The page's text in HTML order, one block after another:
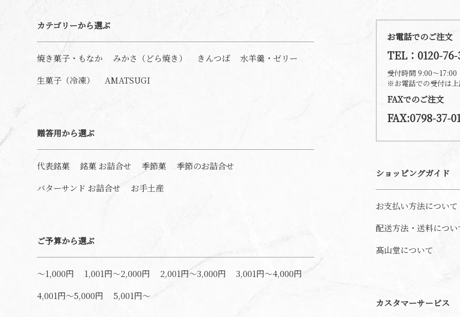
カテゴリーから選ぶ
焼き菓子・もなか みかさ（どら焼き） きんつば
水羊羹・ゼリー
生菓子（冷凍）
AMATSUGI
贈答用から選ぶ
代表銘菓 銘菓 お詰合せ 季節菓
季節のお詰合せ
バターサンド お詰合せ
お手土産
ご予算から選ぶ
～1,000円 1,001円～2,000円 2,001円～3,000円
3,001円～4,000円
4,001円～5,000円
5,001円～
お電話でのご注文
TEL：0120-76-
受付時間 9:00～17:00
※お電話での受付は
FAXでのご注文
FAX:0798-37-
ショッピングガイド
お支払い方法について
配送方法・送料につい
髙山堂について
カスタマーサービス